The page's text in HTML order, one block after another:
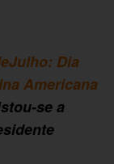
Dia
Americana
se a